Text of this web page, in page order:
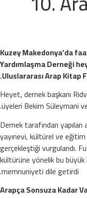
Kuzey Makedonya’da
Yardımlaşma Derneği
Uluslararası Arap Kitap
Heyet, dernek başkanı
üyeleri Bekim Süleymani
Dernek tarafından
yayınevi, kültürel ve eğitim
gerçekleştiği vurgulandı.
kültürüne yönelik bu
memnuniyeti dile getirdi.